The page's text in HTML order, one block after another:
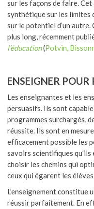
sur les façons de faire.
synthétique sur les limites
sur le potentiel d’un autre.
plus long, récemment
l’éducation(Potvin,
ENSEIGNER POUR
Les enseignantes et les
persuasifs. Ils sont
programmes surchargés,
réussite. Ils sont en
efficacement possible les
savoirs scientifiques
choisir les chemins qui
ceux qui égarent les
L’enseignement constitue
réussir parfaitement. En